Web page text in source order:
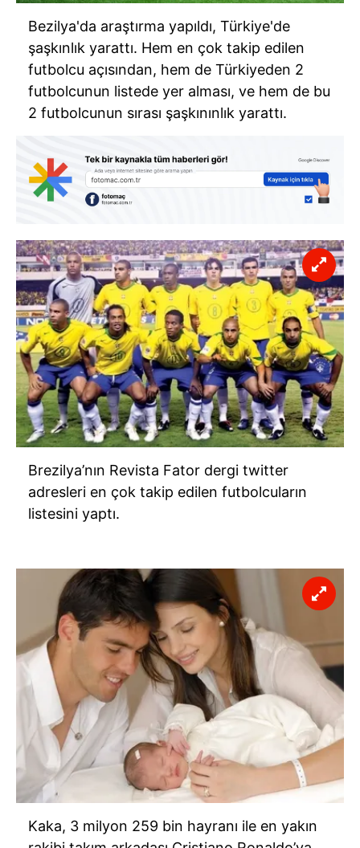
Bezilya'da araştırma yapıldı, Türkiye'de
şaşkınlık yarattı. Hem en çok takip edilen
futbolcu açısından, hem de Türkiyeden 2
futbolcunun listede yer alması, ve hem de bu
2 futbolcunun sırası şaşkınınlık yarattı.
Brezilya’nın Revista Fator dergi twitter
adresleri en çok takip edilen futbolcuların
listesini yaptı.
Kaka, 3 milyon 259 bin hayranı ile en yakın